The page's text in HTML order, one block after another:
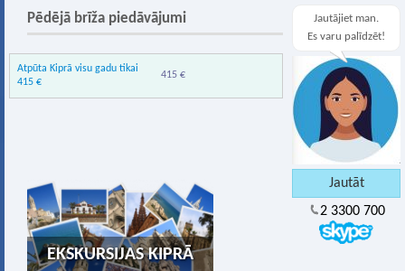
Jautājiet man.
Es varu palīdzēt!
2 3300 700
Pēdējā brīža piedāvājumi
Atpūta Kiprā visu gadu tikai
415 €
415 €
EKSKURSIJAS KIPRĀ